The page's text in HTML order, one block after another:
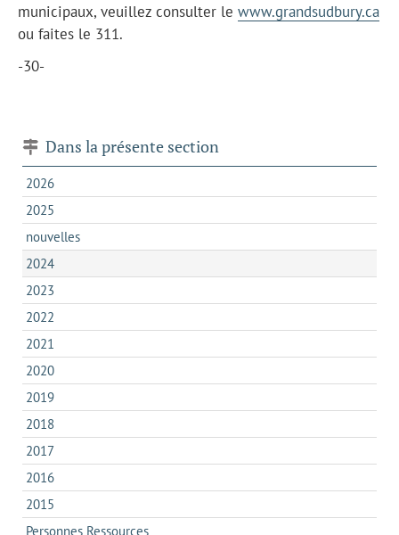
municipaux, veuillez consulter le www.grandsudbury.ca
ou faites le 311.
-30-
Dans la présente section
2026
2025
nouvelles
2024
2023
2022
2021
2020
2019
2018
2017
2016
2015
Personnes Ressources